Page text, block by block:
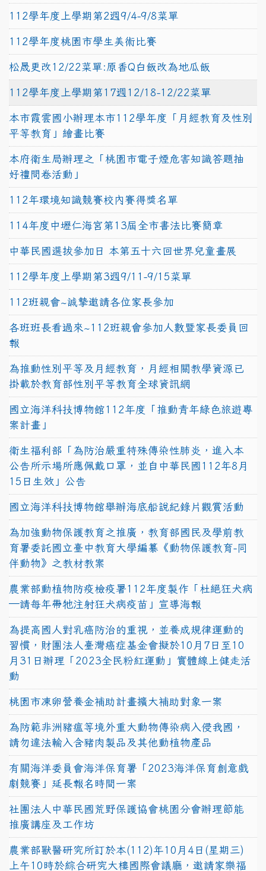
112學年度上學期第2週9/4-9/8菜單
112學年度桃園市學生美術比賽
松晟更改12/22菜單:原香Q白飯改為地瓜飯
112學年度上學期第17週12/18-12/22菜單
本市霞雲國小辦理本市112學年度「月經教育及性別
平等教育」繪畫比賽
本府衛生局辦理之「桃園市電子煙危害知識答題抽
好禮問卷活動」
112年環境知識競賽校內賽得獎名單
114年度中壢仁海宮第13屆全市書法比賽簡章
中華民國選拔參加日 本第五十六回世界兒童畫展
112學年度上學期第3週9/11-9/15菜單
112班親會~誠摯邀請各位家長參加
各班班長看過來~112班親會參加人數暨家長委員回
報
為推動性別平等及月經教育，月經相關教學資源已
掛載於教育部性別平等教育全球資訊網
國立海洋科技博物館112年度「推動青年綠色旅遊專
案計畫」
衛生福利部「為防治嚴重特殊傳染性肺炎，進入本
公告所示場所應佩戴口罩，並自中華民國112年8月
15日生效」公告
國立海洋科技博物館舉辦海底船說紀錄片觀賞活動
為加強動物保護教育之推廣，教育部國民及學前教
育署委託國立臺中教育大學編纂《動物保護教育-同
伴動物》之教材教案
農業部動植物防疫檢疫署112年度製作「杜絕狂犬病
—請每年帶牠注射狂犬病疫苗」宣導海報
為提高國人對乳癌防治的重視，並養成規律運動的
習慣，財團法人臺灣癌症基金會擬於10月7日至10
月31日辦理「2023全民粉紅運動」實體線上健走活
動
桃園市凍卵營養金補助計畫擴大補助對象一案
為防範非洲豬瘟等境外重大動物傳染病入侵我國，
請勿違法輸入含豬肉製品及其他動植物產品
有關海洋委員會海洋保育署「2023海洋保育創意戲
劇競賽」延長報名時間一案
社團法人中華民國荒野保護協會桃園分會辦理節能
推廣講座及工作坊
農業部獸醫研究所訂於本(112)年10月4日(星期三)
上午10時於綜合研究大樓國際會議廳，邀請家樂福